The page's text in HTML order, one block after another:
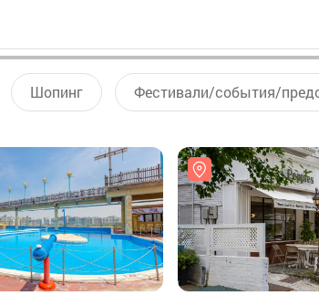
Шопинг Фестивали/события/